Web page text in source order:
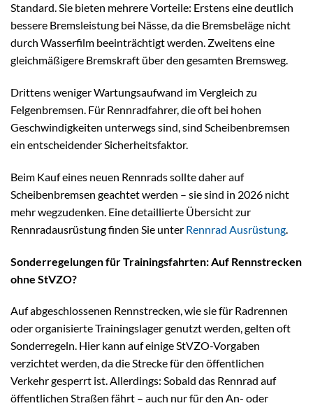
Standard. Sie bieten mehrere Vorteile: Erstens eine deutlich
bessere Bremsleistung bei Nässe, da die Bremsbeläge nicht
durch Wasserfilm beeinträchtigt werden. Zweitens eine
gleichmäßigere Bremskraft über den gesamten Bremsweg.
Drittens weniger Wartungsaufwand im Vergleich zu
Felgenbremsen. Für Rennradfahrer, die oft bei hohen
Geschwindigkeiten unterwegs sind, sind Scheibenbremsen
ein entscheidender Sicherheitsfaktor.
Beim Kauf eines neuen Rennrads sollte daher auf
Scheibenbremsen geachtet werden – sie sind in 2026 nicht
mehr wegzudenken. Eine detaillierte Übersicht zur
Rennradausrüstung finden Sie unter Rennrad Ausrüstung.
Sonderregelungen für Trainingsfahrten: Auf Rennstrecken
ohne StVZO?
Auf abgeschlossenen Rennstrecken, wie sie für Radrennen
oder organisierte Trainingslager genutzt werden, gelten oft
Sonderregeln. Hier kann auf einige StVZO-Vorgaben
verzichtet werden, da die Strecke für den öffentlichen
Verkehr gesperrt ist. Allerdings: Sobald das Rennrad auf
öffentlichen Straßen fährt – auch nur für den An- oder